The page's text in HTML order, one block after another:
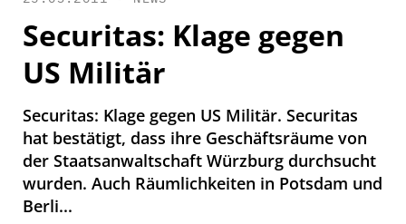
Securitas: Klage gegen
US Militär
Securitas: Klage gegen US Militär. Securitas
hat bestätigt, dass ihre Geschäftsräume von
der Staatsanwaltschaft Würzburg durchsucht
wurden. Auch Räumlichkeiten in Potsdam und
Berli...